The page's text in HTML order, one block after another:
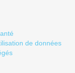
de données